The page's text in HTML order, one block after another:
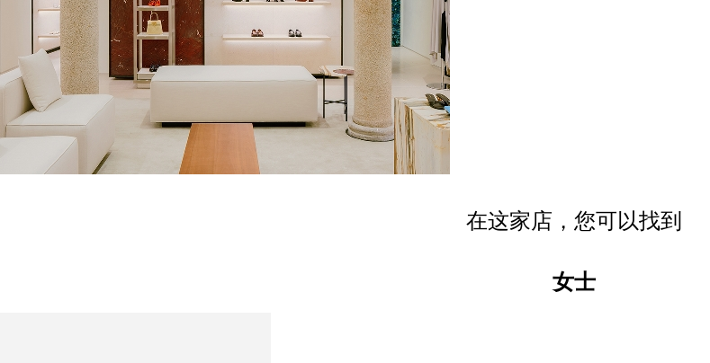
在这家店，您可以找到
女士